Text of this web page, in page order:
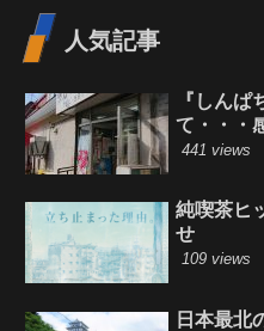
人気記事
『しん
て・・・
441 views
純喫茶ヒ
せ
109 views
日本最北